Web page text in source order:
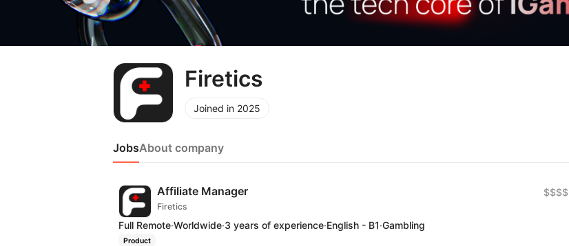
Firetics
Joined in 2025
JobsAbout company
Affiliate Manager
Firetics
$$$$
Full Remote·Worldwide·3 years of experience·English - B1·Gambling
Product